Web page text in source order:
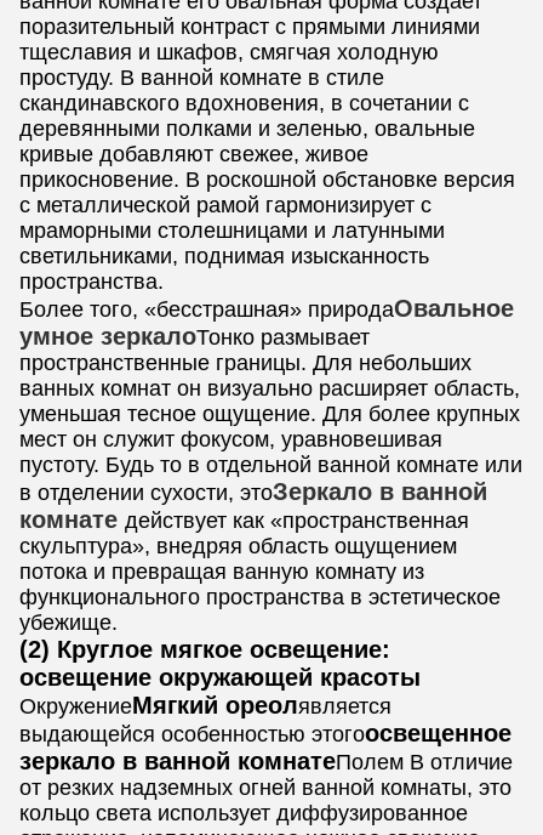
поразительный контраст с прямыми линиями
тщеславия и шкафов, смягчая холодную
простуду. В ванной комнате в стиле
скандинавского вдохновения, в сочетании с
деревянными полками и зеленью, овальные
кривые добавляют свежее, живое
прикосновение. В роскошной обстановке версия
с металлической рамой гармонизирует с
мраморными столешницами и латунными
светильниками, поднимая изысканность
пространства.
Более того, «бесстрашная» природаОвальное
умное зеркалоТонко размывает
пространственные границы. Для небольших
ванных комнат он визуально расширяет область,
уменьшая тесное ощущение. Для более крупных
мест он служит фокусом, уравновешивая
пустоту. Будь то в отдельной ванной комнате или
в отделении сухости, этоЗеркало в ванной
комнате действует как «пространственная
скульптура», внедряя область ощущением
потока и превращая ванную комнату из
функционального пространства в эстетическое
убежище.
(2) Круглое мягкое освещение:
освещение окружающей красоты
ОкружениеМягкий ореолявляется
выдающейся особенностью этогоосвещенное
зеркало в ванной комнатеПолем В отличие
от резких надземных огней ванной комнаты, это
кольцо света использует диффузированное